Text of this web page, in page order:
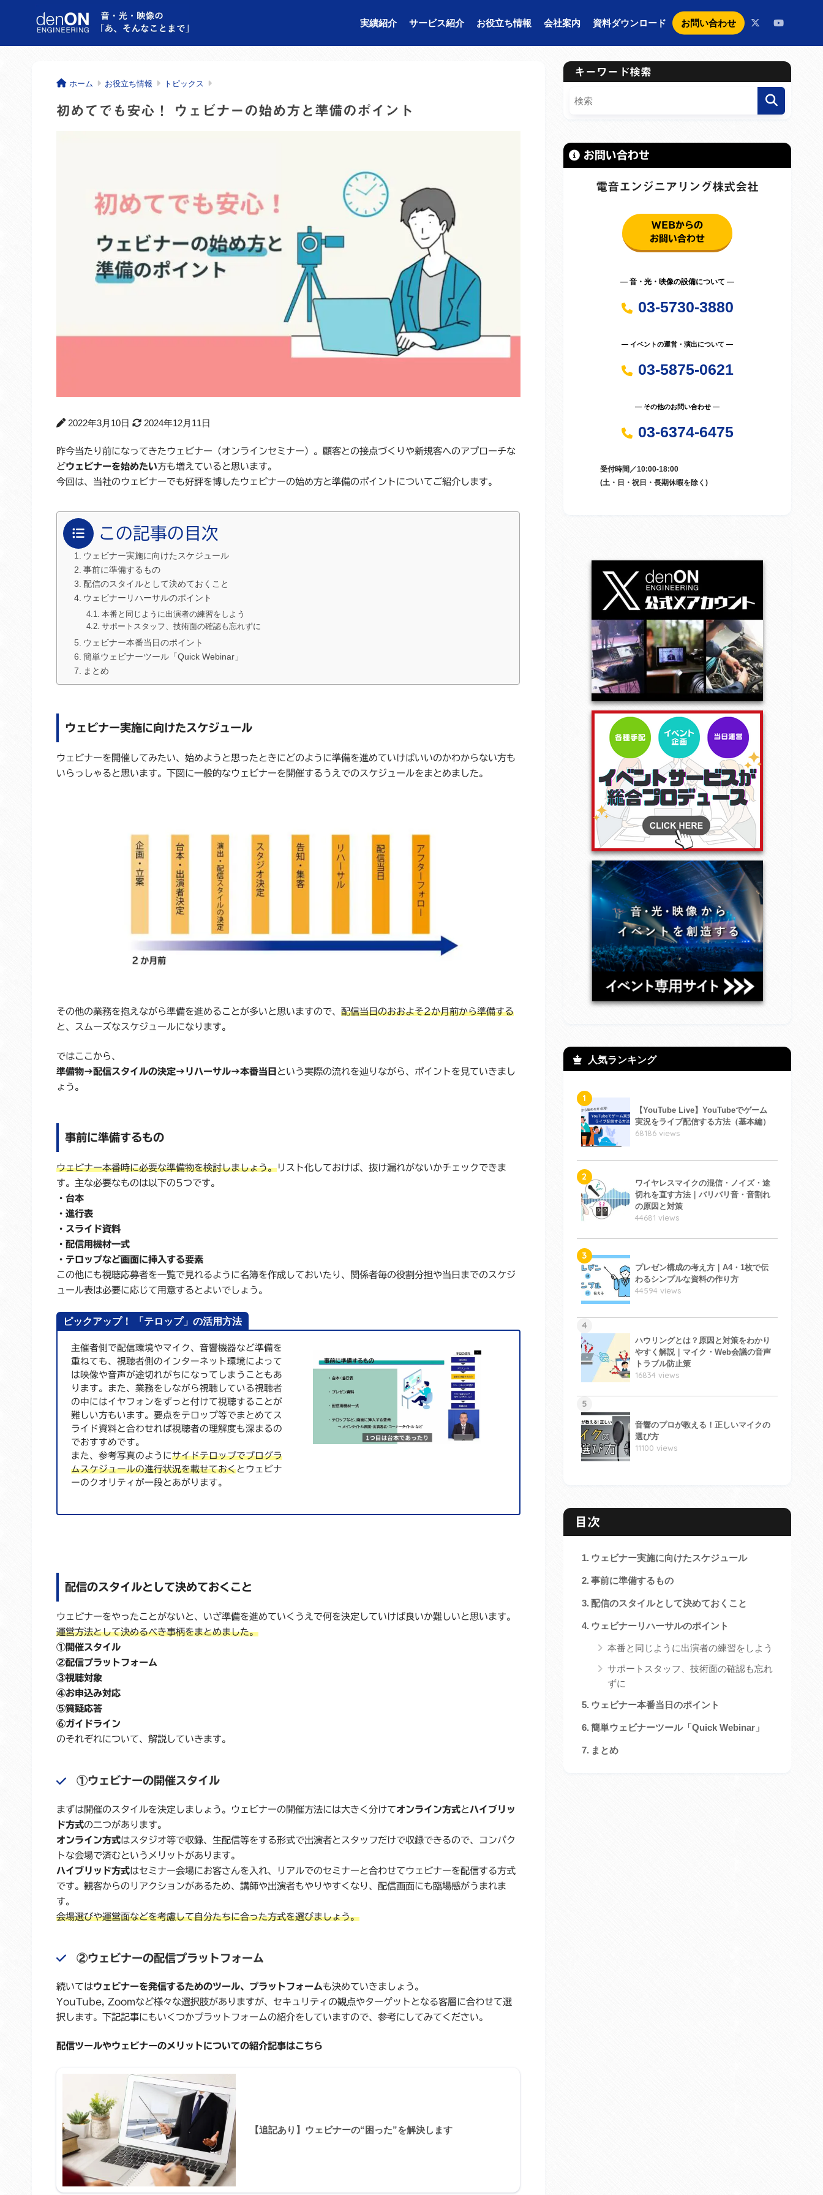
実績紹介 サービス紹介 お役立ち情報 会社案内 資料ダウンロード お問い合わせ
ホーム お役立ち情報 トピックス
初めてでも安心！ ウェビナーの始め方と準備のポイント
2022年3月10日 2024年12月11日
昨今当たり前になってきたウェビナー（オンラインセミナー）。顧客との接点づくりや新規客へのアプローチな
どウェビナーを始めたい方も増えていると思います。
今回は、当社のウェビナーでも好評を博したウェビナーの始め方と準備のポイントについてご紹介します。
この記事の目次
ウェビナー実施に向けたスケジュール
事前に準備するもの
配信のスタイルとして決めておくこと
ウェビナーリハーサルのポイント
本番と同じように出演者の練習をしよう
サポートスタッフ、技術面の確認も忘れずに
ウェビナー本番当日のポイント
簡単ウェビナーツール「Quick Webinar」
まとめ
ウェビナー実施に向けたスケジュール
ウェビナーを開催してみたい、始めようと思ったときにどのように準備を進めていけばいいのかわからない方も
いらっしゃると思います。下図に一般的なウェビナーを開催するうえでのスケジュールをまとめました。
その他の業務を抱えながら準備を進めることが多いと思いますので、 配信当日のおおよそ2か月前から準備する
と、スムーズなスケジュールになります。
ではここから、
準備物→配信スタイルの決定→リハーサル→本番当日 という実際の流れを辿りながら、ポイントを見ていきまし
ょう。
事前に準備するもの
ウェビナー本番時に必要な準備物を検討しましょう。 リスト化しておけば、抜け漏れがないかチェックできま
す。主な必要なものは以下の5つです。
・台本
・進行表
・スライド資料
・配信用機材一式
・テロップなど画面に挿入する要素
この他にも視聴応募者を一覧で見れるように名簿を作成しておいたり、関係者毎の役割分担や当日までのスケジ
ュール表は必要に応じて用意するとよいでしょう。
ピックアップ！ 「テロップ」の活用方法
主催者側で配信環境やマイク、音響機器など準備を
重ねても、視聴者側のインターネット環境によって
は映像や音声が途切れがちになってしまうこともあ
ります。また、業務をしながら視聴している視聴者
の中にはイヤフォンをずっと付けて視聴することが
難しい方もいます。要点をテロップ等でまとめてス
ライド資料と合わせれば視聴者の理解度も深まるの
でおすすめです。
また、参考写真のようにサイドテロップでプログラ
ムスケジュールの進行状況を載せておくとウェビナ
ーのクオリティが一段とあがります。
配信のスタイルとして決めておくこと
ウェビナーをやったことがないと、いざ準備を進めていくうえで何を決定していけば良いか難しいと思います。
運営方法として決めるべき事柄をまとめました。
①開催スタイル
②配信プラットフォーム
③視聴対象
④お申込み対応
⑤質疑応答
⑥ガイドライン
のそれぞれについて、解説していきます。
①ウェビナーの開催スタイル
まずは開催のスタイルを決定しましょう。ウェビナーの開催方法には大きく分けてオンライン方式と ハイブリッ
ド方式の二つがあります。
オンライン方式はスタジオ等で収録、生配信等をする形式で出演者とスタッフだけで収録できるので、コンパク
トな会場で済むというメリットがあります。
ハイブリッド方式はセミナー会場にお客さんを入れ、リアルでのセミナーと合わせてウェビナーを配信する方式
です。観客からのリアクションがあるため、講師や出演者もやりやすくなり、配信画面にも臨場感がうまれま
す。
会場選びや運営面などを考慮して自分たちに合った方式を選びましょう。
②ウェビナーの配信プラットフォーム
続いてはウェビナーを発信するためのツール、プラットフォームも決めていきましょう。
YouTube, Zoomなど様々な選択肢がありますが、セキュリティの観点やターゲットとなる客層に合わせて選
択します。下記記事にもいくつかプラットフォームの紹介をしていますので、参考にしてみてください。
配信ツールやウェビナーのメリットについての紹介記事はこちら
【追記あり】ウェビナーの“困った”を解決します
キーワード検索
お問い合わせ
電音エンジニアリング株式会社
WEBからの
お問い合わせ
― 音・光・映像の設備について ―
03-5730-3880
― イベントの運営・演出について ―
03-5875-0621
― その他のお問い合わせ ―
03-6374-6475
受付時間／10:00-18:00
(土・日・祝日・長期休暇を除く)
人気ランキング
1
【YouTube Live】YouTubeでゲーム
実況をライブ配信する方法（基本編）
68186 views
2
ワイヤレスマイクの混信・ノイズ・途
切れを直す方法｜バリバリ音・音割れ
の原因と対策
44681 views
3
プレゼン構成の考え方｜A4・1枚で伝
わるシンプルな資料の作り方
44594 views
4
ハウリングとは？原因と対策をわかり
やすく解説｜マイク・Web会議の音声
トラブル防止策
16834 views
5
音響のプロが教える！正しいマイクの
選び方
11100 views
目次
ウェビナー実施に向けたスケジュール
事前に準備するもの
配信のスタイルとして決めておくこと
ウェビナーリハーサルのポイント
本番と同じように出演者の練習をしよう
サポートスタッフ、技術面の確認も忘れ
ずに
ウェビナー本番当日のポイント
簡単ウェビナーツール「Quick Webinar」
まとめ